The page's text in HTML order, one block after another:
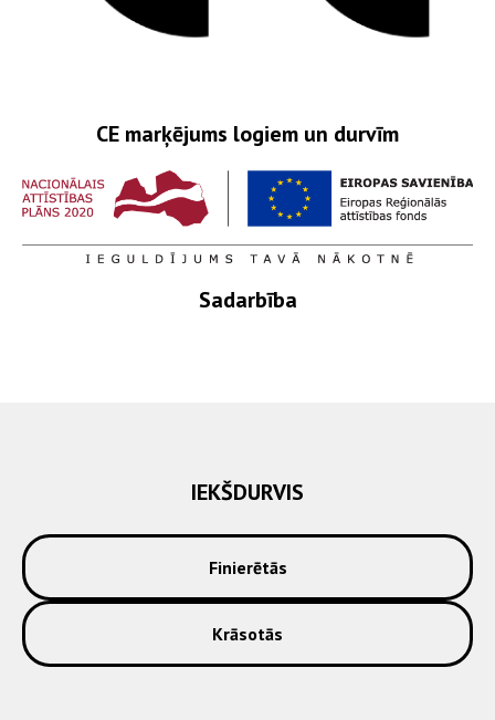
CE marķējums logiem un durvīm
Sadarbība
IEKŠDURVIS
Finierētās
Krāsotās